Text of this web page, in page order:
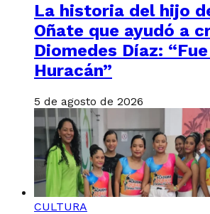
La historia del hijo
Oñate que ayudó a
Diomedes Díaz:
Huracán”
5 de agosto de 2026
CULTURA